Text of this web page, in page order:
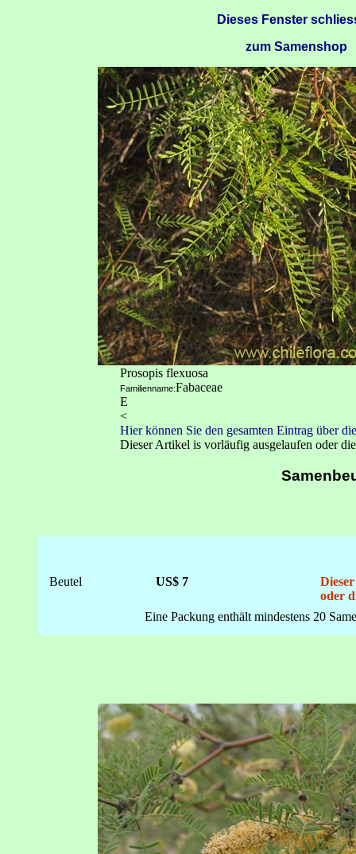
Dieses Fenster
zum Samenshop
Prosopis flexuosa
Familienname:Fabaceae
E
<
Hier können Sie den gesamten Eintrag über
Dieser Artikel is vorläufig ausgelaufen oder
Beutel US$ 7
oder
Eine Packung enthält mindestens 20